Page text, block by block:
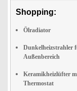
Shopping:
Ölradiator
Dunkelheizstrahler
Außenbereich
Keramikheizlüfter
Thermostat